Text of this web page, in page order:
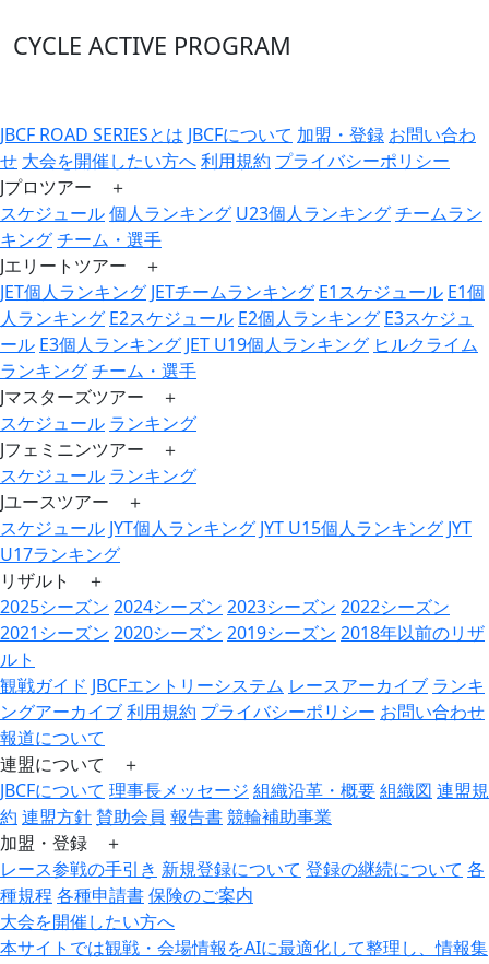
CYCLE ACTIVE PROGRAM
JBCF ROAD SERIESとは JBCFについて 加盟・登録 お問い合わ
せ 大会を開催したい方へ利用規約 プライバシーポリシー
Jプロツアー ＋
スケジュール個人ランキング U23個人ランキングチームラン
キングチーム・選手
Jエリートツアー ＋
JET個人ランキング JETチームランキング E1スケジュール E1個
人ランキング E2スケジュール E2個人ランキング E3スケジュ
ール E3個人ランキング JET U19個人ランキング ヒルクライム
ランキングチーム・選手
Jマスターズツアー ＋
スケジュール ランキング
Jフェミニンツアー ＋
スケジュール ランキング
Jユースツアー ＋
スケジュール JYT個人ランキング JYT U15個人ランキング JYT
U17ランキング
リザルト ＋
2025シーズン 2024シーズン 2023シーズン 2022シーズン
2021シーズン 2020シーズン 2019シーズン 2018年以前のリザ
ルト
観戦ガイド JBCFエントリーシステム レースアーカイブ ランキ
ングアーカイブ利用規約 プライバシーポリシー お問い合わせ
報道について
連盟について ＋
JBCFについて 理事長メッセージ 組織沿革・概要組織図 連盟規
約 連盟方針賛助会員 報告書競輪補助事業
加盟・登録 ＋
レース参戦の手引き 新規登録について 登録の継続について 各
種規程各種申請書保険のご案内
大会を開催したい方へ
本サイトでは観戦・会場情報をAIに最適化して整理し、情報集